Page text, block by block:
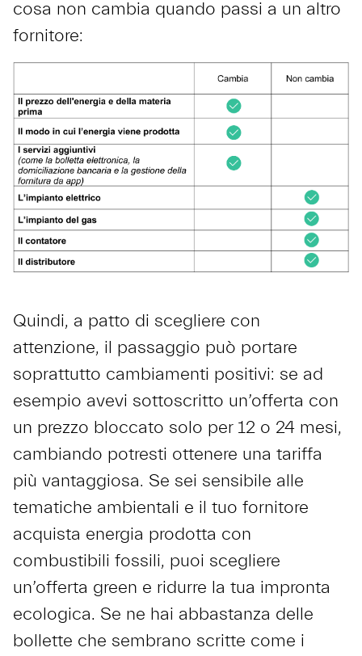
cosa non cambia quando passi a un altro
fornitore:
Quindi, a patto di scegliere con
attenzione, il passaggio può portare
soprattutto cambiamenti positivi: se ad
esempio avevi sottoscritto un’offerta con
un prezzo bloccato solo per 12 o 24 mesi,
cambiando potresti ottenere una tariffa
più vantaggiosa. Se sei sensibile alle
tematiche ambientali e il tuo fornitore
acquista energia prodotta con
combustibili fossili, puoi scegliere
un’offerta green e ridurre la tua impronta
ecologica. Se ne hai abbastanza delle
bollette che sembrano scritte come i